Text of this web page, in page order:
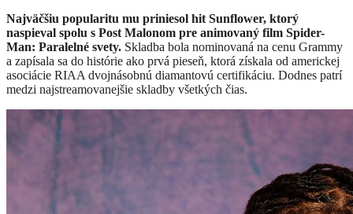
Najväčšiu popularitu mu priniesol hit Sunflower, ktorý
naspieval spolu s Post Malonom pre animovaný film Spider-
Man: Paralelné svety. Skladba bola nominovaná na cenu Grammy
a zapísala sa do histórie ako prvá pieseň, ktorá získala od americkej
asociácie RIAA dvojnásobnú diamantovú certifikáciu. Dodnes patrí
medzi najstreamovanejšie skladby všetkých čias.